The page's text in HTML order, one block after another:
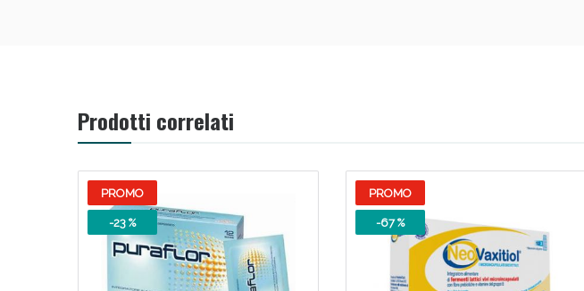
Prodotti correlati
PROMO
-23 %
PROMO
-67 %
Vie Urinarie e